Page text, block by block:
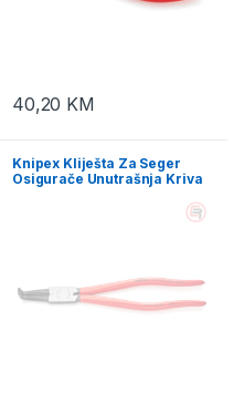
40,20 KM
Knipex Kliješta Za Seger
Osigurače Unutrašnja Kriva